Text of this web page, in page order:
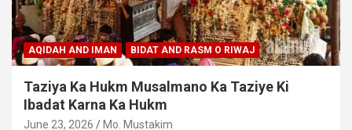
AQIDAH AND IMAN BIDAT AND RASM O RIWAJ
Taziya Ka Hukm Musalmano Ka Taziye Ki
Ibadat Karna Ka Hukm
June 23, 2026 Mo. Mustakim